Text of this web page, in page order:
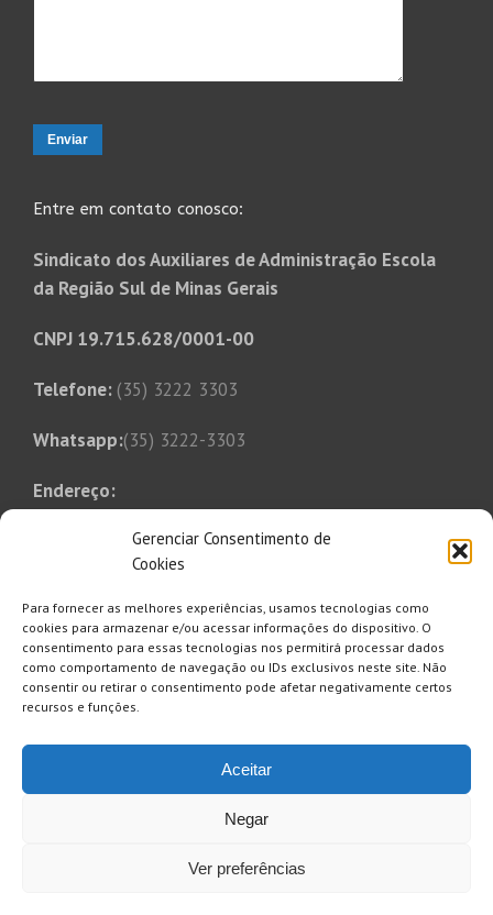
Gerenciar Consentimento de
Cookies
Para fornecer as melhores experiências, usamos tecnologias como
cookies para armazenar e/ou acessar informações do dispositivo. O
consentimento para essas tecnologias nos permitirá processar dados
como comportamento de navegação ou IDs exclusivos neste site. Não
consentir ou retirar o consentimento pode afetar negativamente certos
recursos e funções.
Aceitar
Negar
Ver preferências
Entre em contato conosco:
Sindicato dos Auxiliares de Administração Escola
da Região Sul de Minas Gerais
CNPJ 19.715.628/0001-00
Telefone: (35) 3222 3303
Whatsapp:(35) 3222-3303
Endereço:
Bairro Bom Pastor
Varginha, MG, CEP 37014-250
E-mail:
saaesul@saaesul.com.br
Clique aqui para se inscrever e
receber informativo, comunicados
avisos etc.